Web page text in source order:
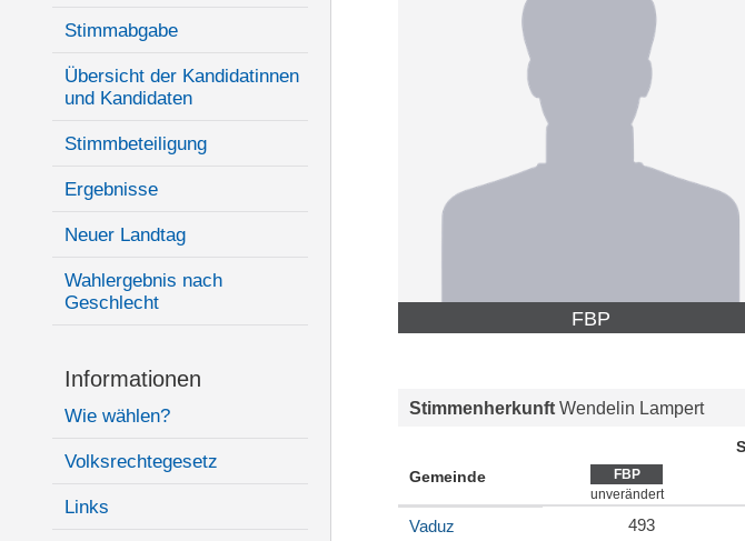
Stimmabgabe
Übersicht der Kandidatinnen
und Kandidaten
Stimmbeteiligung
Ergebnisse
Neuer Landtag
Wahlergebnis nach
Geschlecht
Informationen
Wie wählen?
Volksrechtegesetz
Links
FBP
Stimmenherkunft Wendelin Lampert
Gemeinde
FBP
unverändert
Vaduz 493